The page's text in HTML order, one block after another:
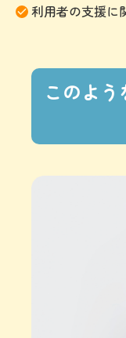
利用者の支援に
このよ